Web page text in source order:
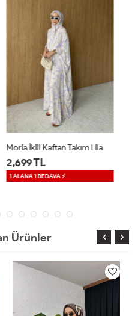
Moria İkili Kaftan Takım Mavi
2,699 TL
1 ALANA 1 BEDAVA ⚡
Ürünler